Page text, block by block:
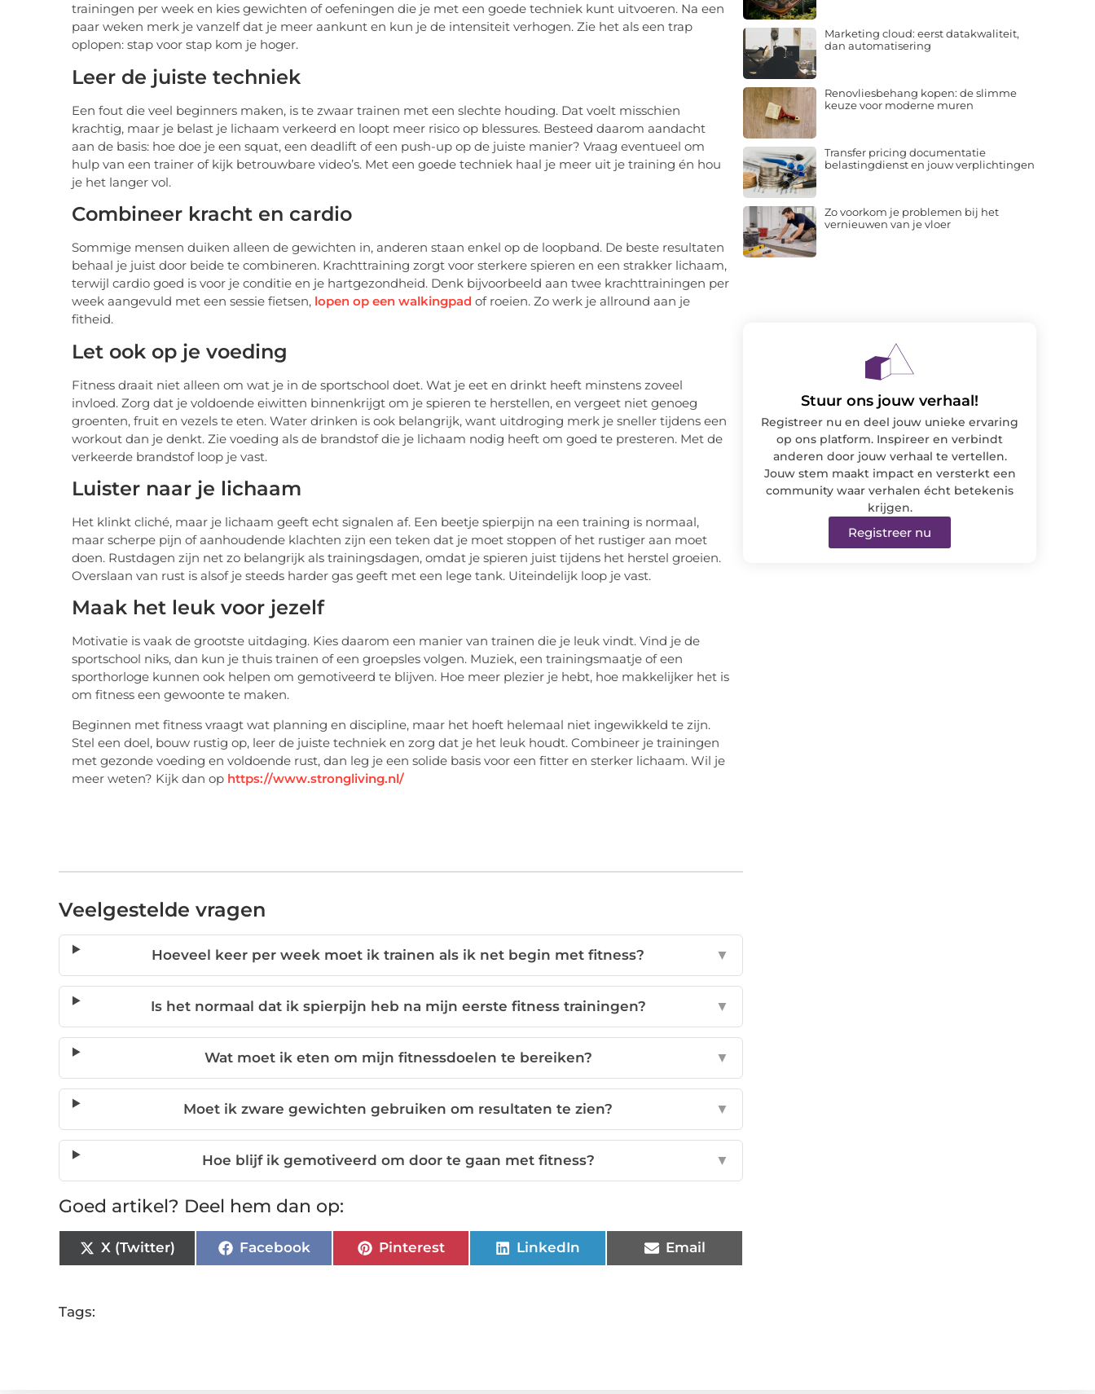
trainingen per week en kies gewichten of oefeningen die je met een goede techniek kunt uitvoeren. Na een
paar weken merk je vanzelf dat je meer aankunt en kun je de intensiteit verhogen. Zie het als een trap
oplopen: stap voor stap kom je hoger.
Leer de juiste techniek
Een fout die veel beginners maken, is te zwaar trainen met een slechte houding. Dat voelt misschien
krachtig, maar je belast je lichaam verkeerd en loopt meer risico op blessures. Besteed daarom aandacht
aan de basis: hoe doe je een squat, een deadlift of een push-up op de juiste manier? Vraag eventueel om
hulp van een trainer of kijk betrouwbare video’s. Met een goede techniek haal je meer uit je training én hou
je het langer vol.
Combineer kracht en cardio
Sommige mensen duiken alleen de gewichten in, anderen staan enkel op de loopband. De beste resultaten
behaal je juist door beide te combineren. Krachttraining zorgt voor sterkere spieren en een strakker lichaam,
terwijl cardio goed is voor je conditie en je hartgezondheid. Denk bijvoorbeeld aan twee krachttrainingen per
week aangevuld met een sessie fietsen, lopen op een walkingpad of roeien. Zo werk je allround aan je
fitheid.
Let ook op je voeding
Fitness draait niet alleen om wat je in de sportschool doet. Wat je eet en drinkt heeft minstens zoveel
invloed. Zorg dat je voldoende eiwitten binnenkrijgt om je spieren te herstellen, en vergeet niet genoeg
groenten, fruit en vezels te eten. Water drinken is ook belangrijk, want uitdroging merk je sneller tijdens een
workout dan je denkt. Zie voeding als de brandstof die je lichaam nodig heeft om goed te presteren. Met de
verkeerde brandstof loop je vast.
Luister naar je lichaam
Het klinkt cliché, maar je lichaam geeft echt signalen af. Een beetje spierpijn na een training is normaal,
maar scherpe pijn of aanhoudende klachten zijn een teken dat je moet stoppen of het rustiger aan moet
doen. Rustdagen zijn net zo belangrijk als trainingsdagen, omdat je spieren juist tijdens het herstel groeien.
Overslaan van rust is alsof je steeds harder gas geeft met een lege tank. Uiteindelijk loop je vast.
Maak het leuk voor jezelf
Motivatie is vaak de grootste uitdaging. Kies daarom een manier van trainen die je leuk vindt. Vind je de
sportschool niks, dan kun je thuis trainen of een groepsles volgen. Muziek, een trainingsmaatje of een
sporthorloge kunnen ook helpen om gemotiveerd te blijven. Hoe meer plezier je hebt, hoe makkelijker het is
om fitness een gewoonte te maken.
Beginnen met fitness vraagt wat planning en discipline, maar het hoeft helemaal niet ingewikkeld te zijn.
Stel een doel, bouw rustig op, leer de juiste techniek en zorg dat je het leuk houdt. Combineer je trainingen
met gezonde voeding en voldoende rust, dan leg je een solide basis voor een fitter en sterker lichaam. Wil je
meer weten? Kijk dan op https://www.strongliving.nl/
Veelgestelde vragen
Hoeveel keer per week moet ik trainen als ik net begin met fitness? ▼
Is het normaal dat ik spierpijn heb na mijn eerste fitness trainingen? ▼
Wat moet ik eten om mijn fitnessdoelen te bereiken? ▼
Moet ik zware gewichten gebruiken om resultaten te zien? ▼
Hoe blijf ik gemotiveerd om door te gaan met fitness? ▼
Goed artikel? Deel hem dan op:
X (Twitter) Facebook Pinterest LinkedIn Email
Tags:
Marketing cloud: eerst datakwaliteit,
dan automatisering
Renovliesbehang kopen: de slimme
keuze voor moderne muren
Transfer pricing documentatie
belastingdienst en jouw verplichtingen
Zo voorkom je problemen bij het
vernieuwen van je vloer
Stuur ons jouw verhaal!
Registreer nu en deel jouw unieke ervaring
op ons platform. Inspireer en verbindt
anderen door jouw verhaal te vertellen.
Jouw stem maakt impact en versterkt een
community waar verhalen écht betekenis
krijgen.
Registreer nu